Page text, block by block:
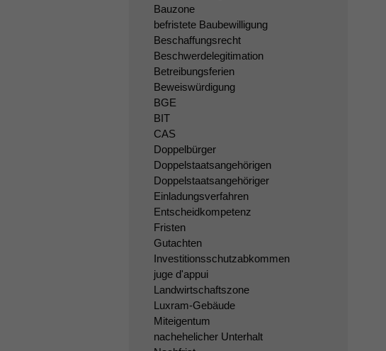
Bauzone
befristete Baubewilligung
Beschaffungsrecht
Beschwerdelegitimation
Betreibungsferien
Beweiswürdigung
BGE
BIT
CAS
Doppelbürger
Doppelstaatsangehörigen
Doppelstaatsangehöriger
Einladungsverfahren
Entscheidkompetenz
Fristen
Gutachten
Investitionsschutzabkommen
juge d'appui
Landwirtschaftszone
Luxram-Gebäude
Miteigentum
nachehelicher Unterhalt